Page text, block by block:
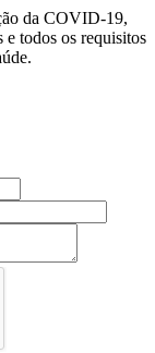
da COVID-19,
e todos os requisitos